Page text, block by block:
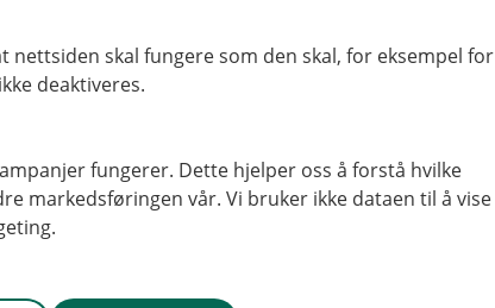
organer
åpenhetsloven.
skal fungere som den skal, for eksempel for
deaktiveres.
fungerer. Dette hjelper oss å forstå hvilke
markedsføringen vår. Vi bruker ikke dataen til å vise